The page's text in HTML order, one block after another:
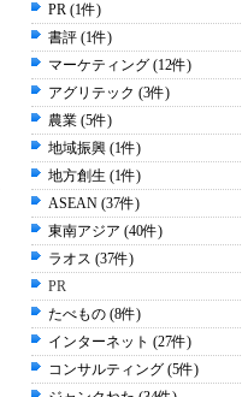
PR (1件)
書評 (1件)
マーケティング (12件)
アグリテック (3件)
農業 (5件)
地域振興 (1件)
地方創生 (1件)
ASEAN (37件)
東南アジア (40件)
ラオス (37件)
PR
たべもの (8件)
インターネット (27件)
コンサルティング (5件)